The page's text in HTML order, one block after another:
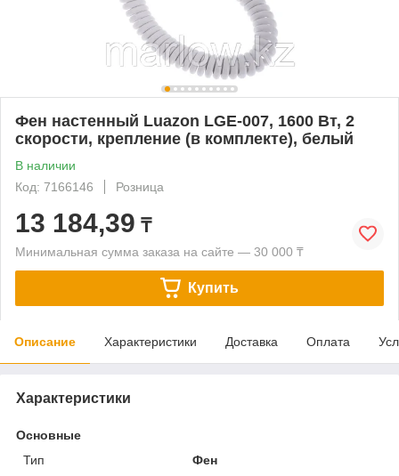
Фен настенный Luazon LGE-007, 1600 Вт, 2
скорости, крепление (в комплекте), белый
В наличии
Код: 7166146
Розница
13 184,39 ₸
Минимальная сумма заказа на сайте — 30 000 ₸
Купить
Описание Характеристики Доставка Оплата
Характеристики
Основные
Тип
Фен